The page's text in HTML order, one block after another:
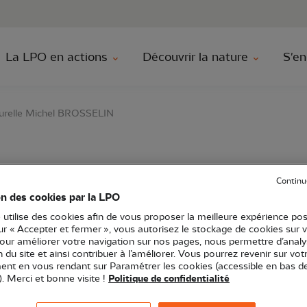
Aller à la
La LPO en actions Découvrir la nature
Michel BROSSELIN
de la réserve
naturelles Sortie nature 85 - Vendée
des cookies par la LPO
des cookies afin de vous proposer la meilleure expérience
« Accepter et fermer », vous autorisez le stockage de cookies sur
améliorer votre navigation sur nos pages, nous permettre
du site et ainsi contribuer à l’améliorer. Vous pourrez revenir sur
en vous rendant sur Paramétrer les cookies (accessible en bas
Merci et bonne visite ! Politique de confidentialité